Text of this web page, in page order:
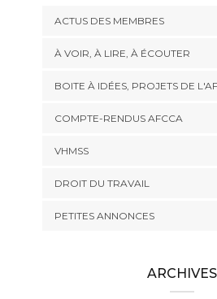
ACTUS DES MEMBRES
À VOIR, À LIRE, À ÉCOUTER
BOITE À IDÉES, PROJETS DE
COMPTE-RENDUS AFCCA
VHMSS
DROIT DU TRAVAIL
PETITES ANNONCES
ARCHIVES